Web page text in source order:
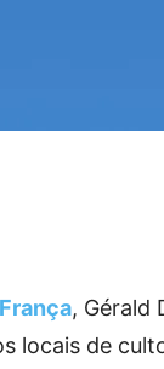
França, Gérald
locais de